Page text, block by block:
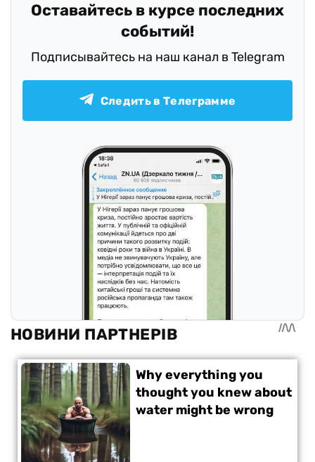
Оставайтесь в курсе последних
событий!
Подписывайтесь на наш канал в Telegram
Следить в Телеграмме